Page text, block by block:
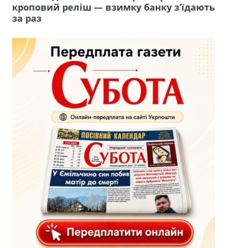
кроповий реліш — взимку банку з’їдають
за раз